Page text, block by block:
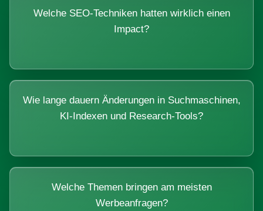
Welche SEO-Techniken hatten wirklich einen
Impact?
Wie lange dauern Änderungen in Suchmaschinen,
KI-Indexen und Research-Tools?
Welche Themen bringen am meisten
Werbeanfragen?